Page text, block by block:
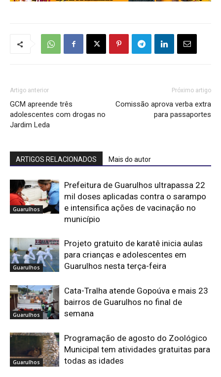
Artigo anterior
GCM apreende três
adolescentes com drogas no
Jardim Leda
Próximo artigo
Comissão aprova verba extra
para passaportes
ARTIGOS RELACIONADOS Mais do autor
Guarulhos
Prefeitura de Guarulhos ultrapassa 22
mil doses aplicadas contra o sarampo
e intensifica ações de vacinação no
município
Guarulhos
Projeto gratuito de karatê inicia aulas
para crianças e adolescentes em
Guarulhos nesta terça-feira
Guarulhos
Cata-Tralha atende Gopoúva e mais 23
bairros de Guarulhos no final de
semana
Guarulhos
Programação de agosto do Zoológico
Municipal tem atividades gratuitas para
todas as idades